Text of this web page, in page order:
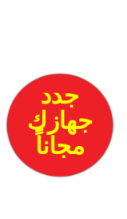
جدد
جهازك
مجاناً